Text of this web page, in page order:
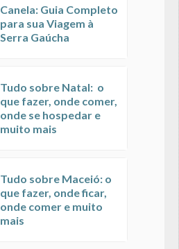
Canela: Guia Completo
para sua Viagem à
Serra Gaúcha
Tudo sobre Natal: o
que fazer, onde comer,
onde se hospedar e
muito mais
Tudo sobre Maceió: o
que fazer, onde ficar,
onde comer e muito
mais